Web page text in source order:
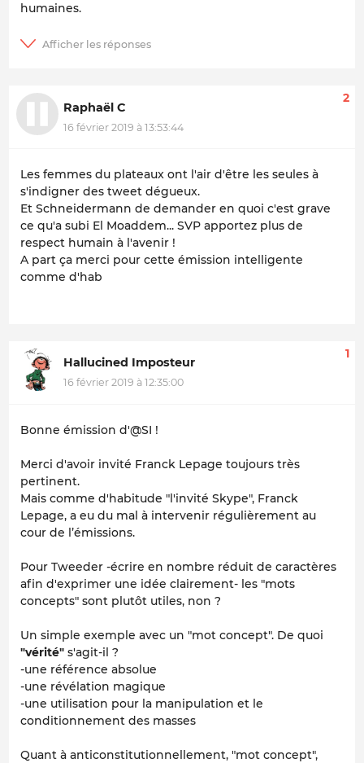
humaines.
Raphaël C
16 février 2019 à 13:53:44
2
Les femmes du plateaux ont l'air d'être les seules à
s'indigner des tweet dégueux.
Et Schneidermann de demander en quoi c'est grave
ce qu'a subi El Moaddem... SVP apportez plus de
respect humain à l'avenir !
A part ça merci pour cette émission intelligente
comme d'hab
Hallucined Imposteur
16 février 2019 à 12:35:00
1
Bonne émission d'@SI !
Merci d'avoir invité Franck Lepage toujours très
pertinent.
Mais comme d'habitude "l'invité Skype", Franck
Lepage, a eu du mal à intervenir régulièrement au
cour de l’émissions.
Pour Tweeder -écrire en nombre réduit de caractères
afin d'exprimer une idée clairement- les "mots
concepts" sont plutôt utiles, non ?
Un simple exemple avec un "mot concept". De quoi
"vérité" s'agit-il ?
-une référence absolue
-une révélation magique
-une utilisation pour la manipulation et le
conditionnement des masses
Quant à anticonstitutionnellement, "mot concept",